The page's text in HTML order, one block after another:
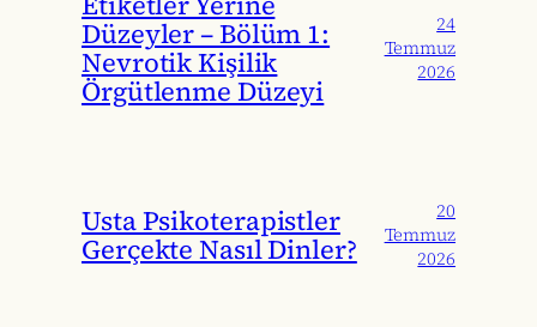
Düzeyler – Bölüm 1:
Nevrotik Kişilik
Örgütlenme Düzeyi
24
Temmuz
2026
Usta Psikoterapistler
Gerçekte Nasıl Dinler?
20
Temmuz
2026